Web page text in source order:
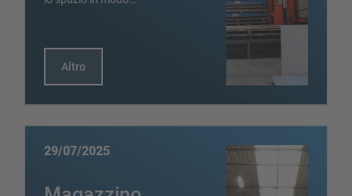
Altro
29/07/2025